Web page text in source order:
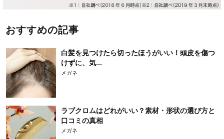
おすすめの記事
白髪を見つけたら切ったほうがいい！頭皮を傷つ
けずに、気...
メガネ
ラブクロムはどれがいい？素材・形状の選び方と
口コミの真相
メガネ